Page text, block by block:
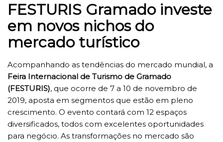
FESTURIS Gramado investe
em novos nichos do
mercado turístico
Acompanhando as tendências do mercado mundial, a
Feira Internacional de Turismo de Gramado
(FESTURIS), que ocorre de 7 a 10 de novembro de
2019, aposta em segmentos que estão em pleno
crescimento. O evento contará com 12 espaços
diversificados, todos com excelentes oportunidades
para negócio. As transformações no mercado são